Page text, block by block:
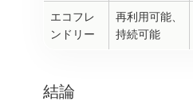
エコフレ
ンドリー
再利用可能、
持続可能
結論